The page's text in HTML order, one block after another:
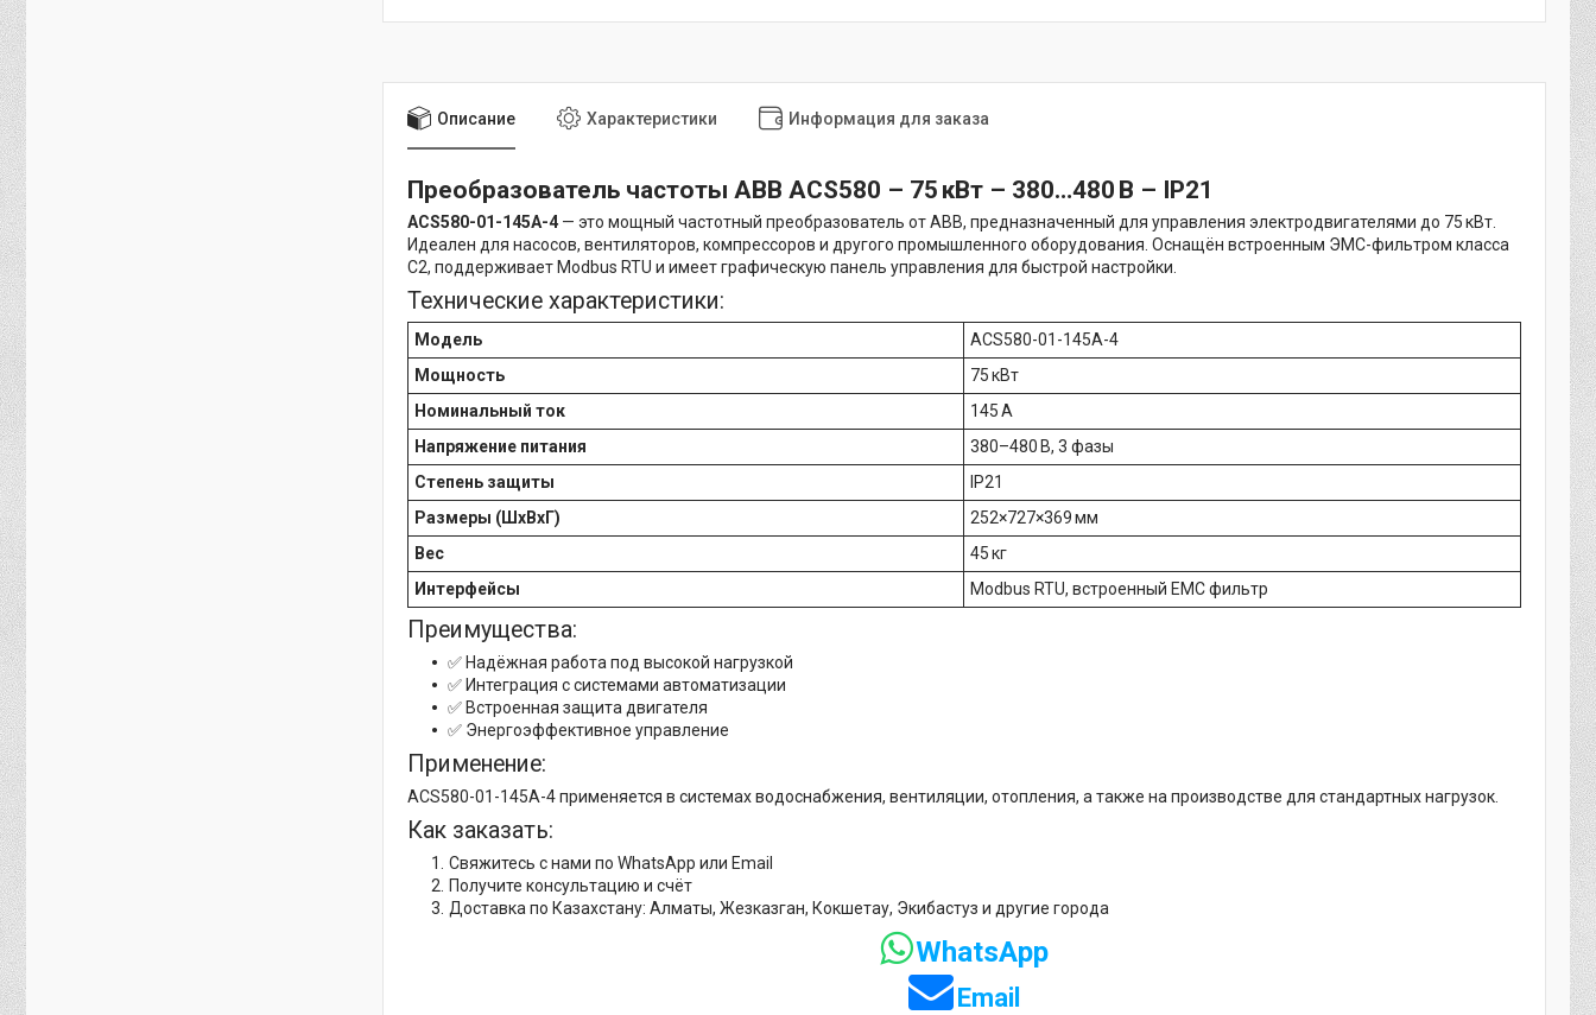
Описание Характеристики Информация для заказа
Преобразователь частоты ABB ACS580 – 75 кВт – 380…480 В – IP21
ACS580-01-145A-4 — это мощный частотный преобразователь от ABB, предназначенный для управления электродвигателями до 75 кВт.
Идеален для насосов, вентиляторов, компрессоров и другого промышленного оборудования. Оснащён встроенным ЭМС-фильтром класса
C2, поддерживает Modbus RTU и имеет графическую панель управления для быстрой настройки.
Технические характеристики:
Модель
ACS580-01-145A-4
Мощность
75 кВт
Номинальный ток
145 А
Напряжение питания
380–480 В, 3 фазы
Степень защиты
IP21
Размеры (ШхВхГ)
252×727×369 мм
Вес
45 кг
Интерфейсы
Modbus RTU, встроенный EMC фильтр
Преимущества:
✅ Надёжная работа под высокой нагрузкой
✅ Интеграция с системами автоматизации
✅ Встроенная защита двигателя
✅ Энергоэффективное управление
Применение:
ACS580-01-145A-4 применяется в системах водоснабжения, вентиляции, отопления, а также на производстве для стандартных нагрузок.
Как заказать:
Свяжитесь с нами по WhatsApp или Email
Получите консультацию и счёт
Доставка по Казахстану: Алматы, Жезказган, Кокшетау, Экибастуз и другие города
WhatsApp
Email